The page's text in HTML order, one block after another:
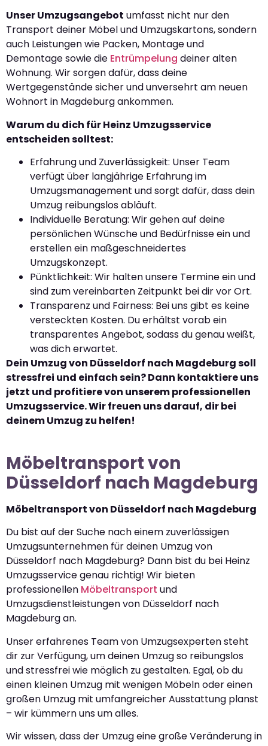
Unser Umzugsangebot umfasst nicht nur den
Transport deiner Möbel und Umzugskartons, sondern
auch Leistungen wie Packen, Montage und
Demontage sowie die Entrümpelung deiner alten
Wohnung. Wir sorgen dafür, dass deine
Wertgegenstände sicher und unversehrt am neuen
Wohnort in Magdeburg ankommen.
Warum du dich für Heinz Umzugsservice
entscheiden solltest:
Erfahrung und Zuverlässigkeit: Unser Team
verfügt über langjährige Erfahrung im
Umzugsmanagement und sorgt dafür, dass dein
Umzug reibungslos abläuft.
Individuelle Beratung: Wir gehen auf deine
persönlichen Wünsche und Bedürfnisse ein und
erstellen ein maßgeschneidertes
Umzugskonzept.
Pünktlichkeit: Wir halten unsere Termine ein und
sind zum vereinbarten Zeitpunkt bei dir vor Ort.
Transparenz und Fairness: Bei uns gibt es keine
versteckten Kosten. Du erhältst vorab ein
transparentes Angebot, sodass du genau weißt,
was dich erwartet.
Dein Umzug von Düsseldorf nach Magdeburg soll
stressfrei und einfach sein? Dann kontaktiere uns
jetzt und profitiere von unserem professionellen
Umzugsservice. Wir freuen uns darauf, dir bei
deinem Umzug zu helfen!
Möbeltransport von
Düsseldorf nach Magdeburg
Möbeltransport von Düsseldorf nach Magdeburg
Du bist auf der Suche nach einem zuverlässigen
Umzugsunternehmen für deinen Umzug von
Düsseldorf nach Magdeburg? Dann bist du bei Heinz
Umzugsservice genau richtig! Wir bieten
professionellen Möbeltransport und
Umzugsdienstleistungen von Düsseldorf nach
Magdeburg an.
Unser erfahrenes Team von Umzugsexperten steht
dir zur Verfügung, um deinen Umzug so reibungslos
und stressfrei wie möglich zu gestalten. Egal, ob du
einen kleinen Umzug mit wenigen Möbeln oder einen
großen Umzug mit umfangreicher Ausstattung planst
– wir kümmern uns um alles.
Wir wissen, dass der Umzug eine große Veränderung in